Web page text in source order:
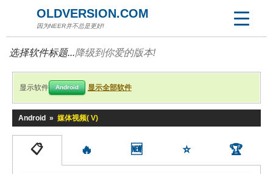
OLDVERSION.COM
因为NEER并不总是更好!
选择软件标题...降级到你爱的版本!
显示软件 Android 显示全部软件
Android » 媒体视频( V)
📋 🔥 🆕 ⭐ 🏆